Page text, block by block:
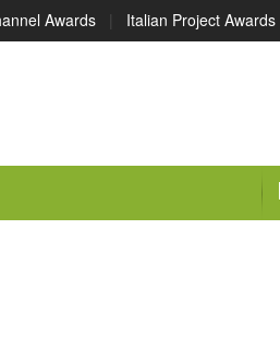
Awards | Italian Project Awards